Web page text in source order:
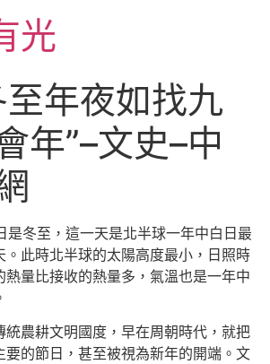
光
至年夜如找九
年”–文史–中
是冬至，這一天是北半球一年中白日最
。此時北半球的太陽高度最小，日照時
熱量比接收的熱量多，氣溫也是一年中
統農耕文明國度，早在周朝時代，就把
要的節日，甚至被視為新年的開端。文